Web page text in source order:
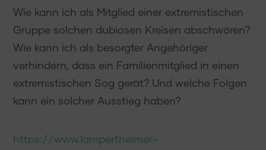
Wie kann ich als Mitglied einer extremistischen
Gruppe solchen dubiosen Kreisen abschwören?
Wie kann ich als besorgter Angehöriger
verhindern, dass ein Familienmitglied in einen
extremistischen Sog gerät? Und welche Folgen
kann ein solcher Ausstieg haben?
https://www.lampertheimer-